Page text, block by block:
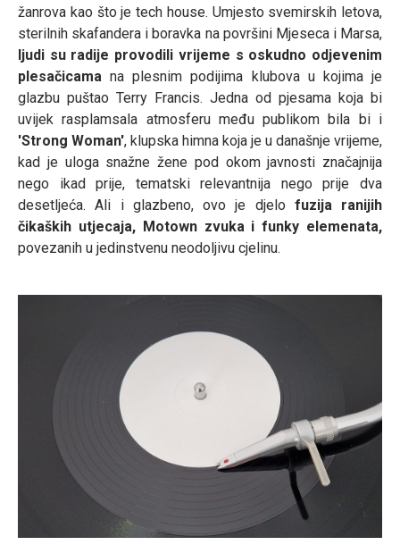
žanrova kao što je tech house. Umjesto svemirskih letova,
sterilnih skafandera i boravka na površini Mjeseca i Marsa,
ljudi su radije provodili vrijeme s oskudno odjevenim
plesačicama na plesnim podijima klubova u kojima je
glazbu puštao Terry Francis. Jedna od pjesama koja bi
uvijek rasplamsala atmosferu među publikom bila bi i
'Strong Woman', klupska himna koja je u današnje vrijeme,
kad je uloga snažne žene pod okom javnosti značajnija
nego ikad prije, tematski relevantnija nego prije dva
desetljeća. Ali i glazbeno, ovo je djelo fuzija ranijih
čikaških utjecaja, Motown zvuka i funky elemenata,
povezanih u jedinstvenu neodoljivu cjelinu.